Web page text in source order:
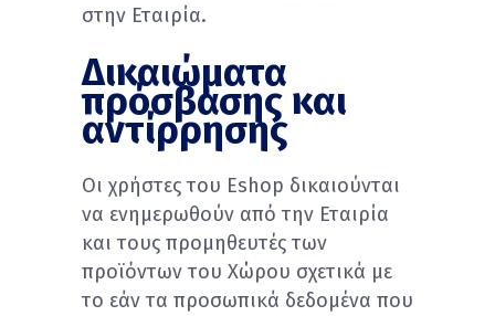
στην Εταιρία.
Δικαιώματα
πρόσβασης και
αντίρρησης
Οι χρήστες του Eshop δικαιούνται
να ενημερωθούν από την Εταιρία
και τους προμηθευτές των
προϊόντων του Χώρου σχετικά με
το εάν τα προσωπικά δεδομένα που